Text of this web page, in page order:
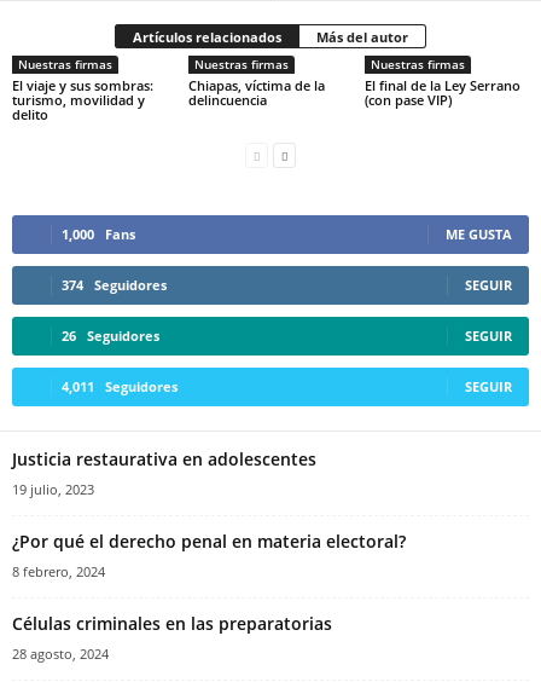
Whatsapp
Linkedin
Artículos relacionados Más del autor
Nuestras firmas
El viaje y sus sombras:
turismo, movilidad y
delito
Nuestras firmas
Chiapas, víctima de la
delincuencia
Nuestras firmas
El final de la Ley Serrano
(con pase VIP)
1,000 Fans ME GUSTA
374 Seguidores SEGUIR
26 Seguidores SEGUIR
4,011 Seguidores SEGUIR
Justicia restaurativa en adolescentes
19 julio, 2023
¿Por qué el derecho penal en materia electoral?
8 febrero, 2024
Células criminales en las preparatorias
28 agosto, 2024